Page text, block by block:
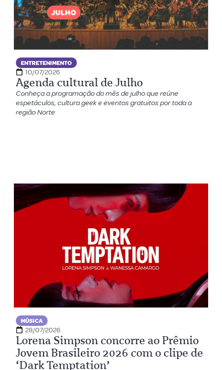
ENTRETENIMENTO
10/07/2026
Agenda cultural de Julho
Conheça a programação do mês de julho que reúne
espetáculos, cultura geek e eventos gratuitos por toda a
região Norte
MÚSICA
28/07/2026
Lorena Simpson concorre ao Prêmio
Jovem Brasileiro 2026 com o clipe de
‘Dark Temptation’